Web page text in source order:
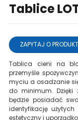
Tablice
ZAPYTAJ O PRODUKT
Tablica cieni na
przemyśle
myciu a osadzanie
do minimum. Dzięki
będzie posiadać
identyfikację
estetyczny i